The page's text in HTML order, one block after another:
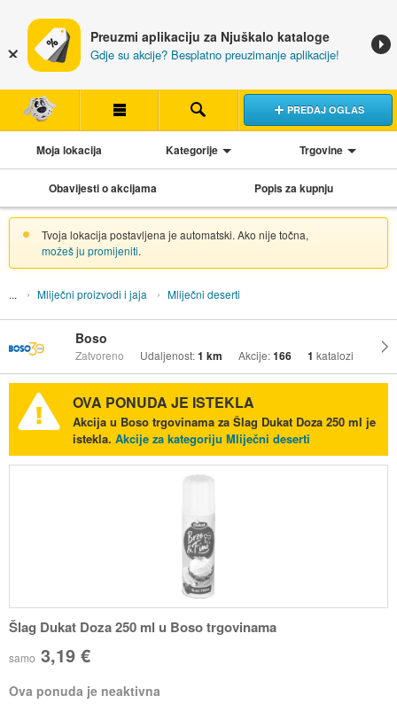
Preuzmi aplikaciju za Njuškalo kataloge
Gdje su akcije? Besplatno preuzimanje aplikacije!
PREDAJ OGLAS
Moja lokacija Kategorije Trgovine
Obavijesti o akcijama Popis za kupnju
Tvoja lokacija postavljena je automatski. Ako nije točna,
možeš ju promijeniti.
Mliječni proizvodi i jaja Mliječni deserti
Boso
Zatvoreno Udaljenost:1 km Akcije:166 1 katalozi
OVA PONUDA JE ISTEKLA
Akcija u Boso trgovinama za Šlag Dukat Doza 250 ml je
istekla. Akcije za kategoriju Mliječni deserti
Šlag Dukat Doza 250 ml u Boso trgovinama
samo 3,19 €
Ova ponuda je neaktivna